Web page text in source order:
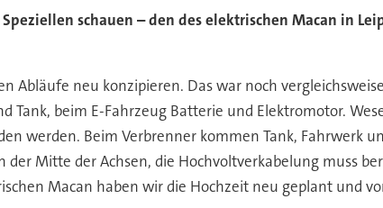
schauen – den des elektrischen Macan in
Abläufe neu konzipieren. Das war noch
Tank, beim E-Fahrzeug Batterie und Elektromotor.
werden. Beim Verbrenner kommen Tank, Fahrwerk
Mitte der Achsen, die Hochvoltverkabelung muss
Macan haben wir die Hochzeit neu geplant und